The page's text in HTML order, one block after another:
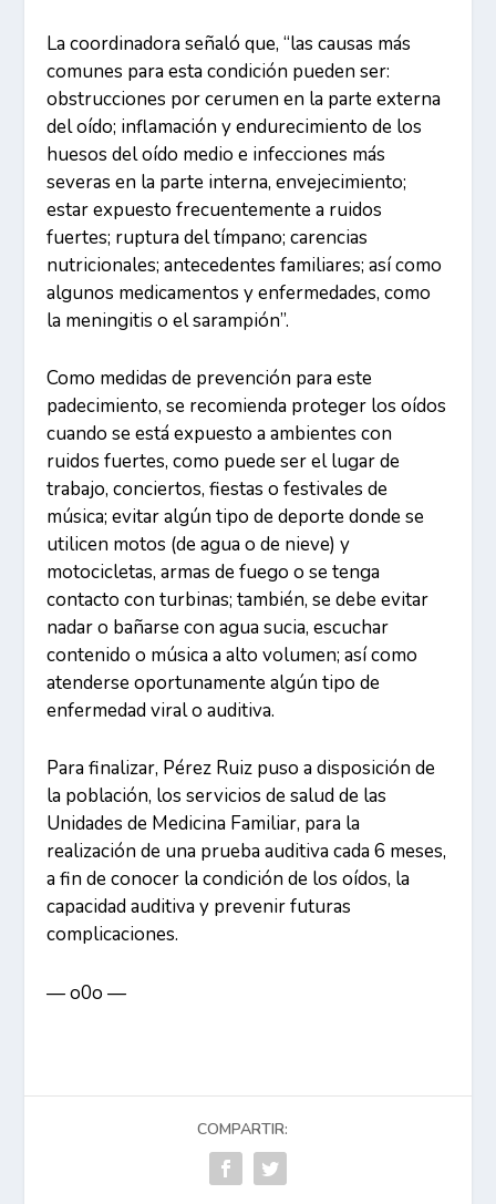
La coordinadora señaló que, “las causas más
comunes para esta condición pueden ser:
obstrucciones por cerumen en la parte externa
del oído; inflamación y endurecimiento de los
huesos del oído medio e infecciones más
severas en la parte interna, envejecimiento;
estar expuesto frecuentemente a ruidos
fuertes; ruptura del tímpano; carencias
nutricionales; antecedentes familiares; así como
algunos medicamentos y enfermedades, como
la meningitis o el sarampión”.
Como medidas de prevención para este
padecimiento, se recomienda proteger los oídos
cuando se está expuesto a ambientes con
ruidos fuertes, como puede ser el lugar de
trabajo, conciertos, fiestas o festivales de
música; evitar algún tipo de deporte donde se
utilicen motos (de agua o de nieve) y
motocicletas, armas de fuego o se tenga
contacto con turbinas; también, se debe evitar
nadar o bañarse con agua sucia, escuchar
contenido o música a alto volumen; así como
atenderse oportunamente algún tipo de
enfermedad viral o auditiva.
Para finalizar, Pérez Ruiz puso a disposición de
la población, los servicios de salud de las
Unidades de Medicina Familiar, para la
realización de una prueba auditiva cada 6 meses,
a fin de conocer la condición de los oídos, la
capacidad auditiva y prevenir futuras
complicaciones.
— o0o —
COMPARTIR: